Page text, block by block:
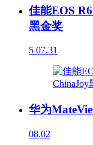
佳能EOS
黑金奖
5 07.31
华为
08.02